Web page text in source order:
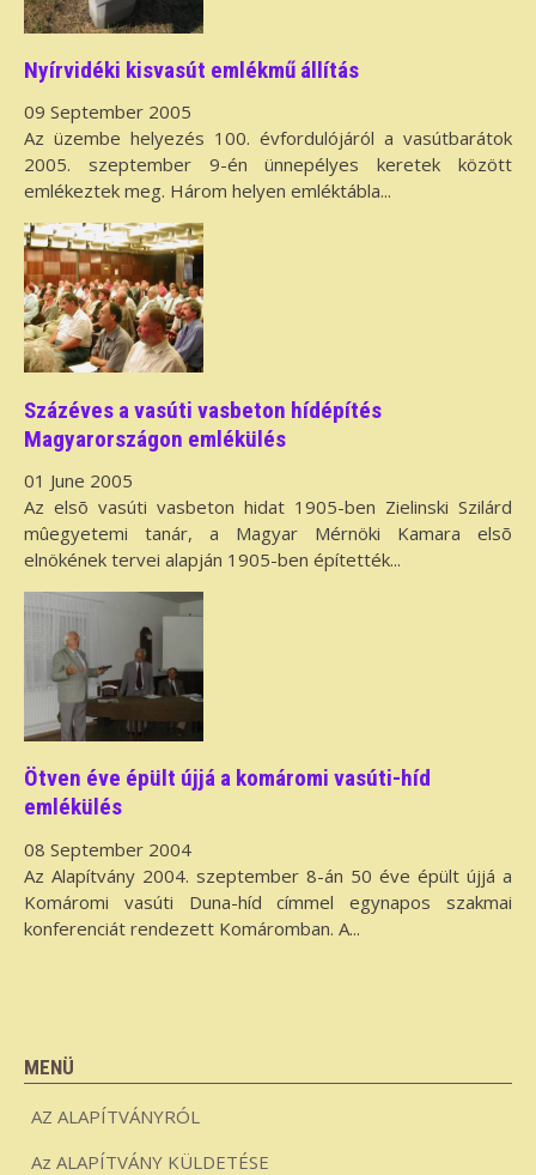
Nyírvidéki kisvasút emlékmű állítás
09 September 2005
Az üzembe helyezés 100. évfordulójáról a vasútbarátok
2005. szeptember 9-én ünnepélyes keretek között
emlékeztek meg. Három helyen emléktábla...
Százéves a vasúti vasbeton hídépítés
Magyarországon emlékülés
01 June 2005
Az elsõ vasúti vasbeton hidat 1905-ben Zielinski Szilárd
mûegyetemi tanár, a Magyar Mérnöki Kamara elsõ
elnökének tervei alapján 1905-ben építették...
Ötven éve épült újjá a komáromi vasúti-híd
emlékülés
08 September 2004
Az Alapítvány 2004. szeptember 8-án 50 éve épült újjá a
Komáromi vasúti Duna-híd címmel egynapos szakmai
konferenciát rendezett Komáromban. A...
MENÜ
AZ ALAPÍTVÁNYRÓL
Az ALAPÍTVÁNY KÜLDETÉSE